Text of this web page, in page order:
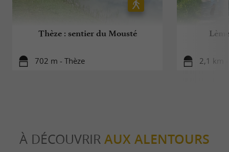
Thèze : sentier du Mousté
702 m - Thèze 2,1 km
À DÉCOUVRIR AUX ALENTOURS